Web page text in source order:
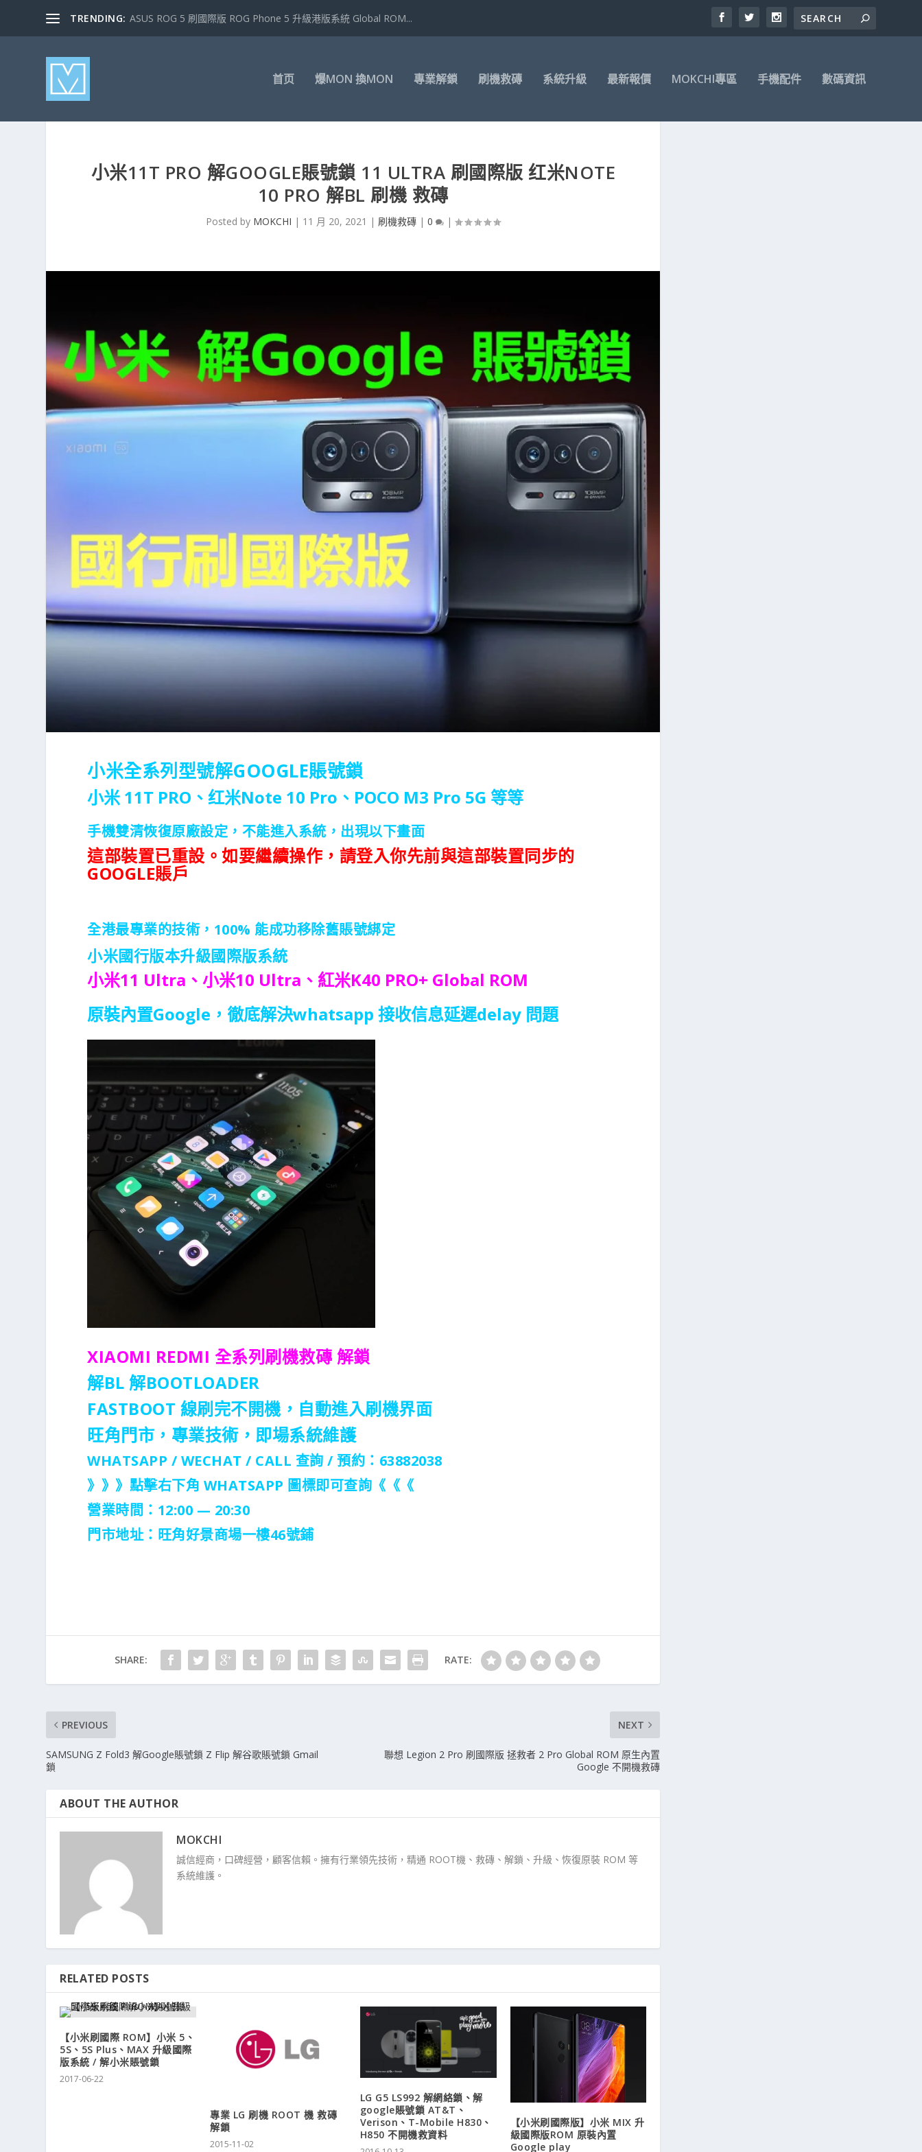
TRENDING: ASUS ROG 5 刷國際版 ROG Phone 5 升級港版系統 Global ROM...
首页 爆MON 換MON 專業解鎖 刷機救磚 系統升級 最新報價 MOKCHI專區 手機配件 數碼資訊
小米11T PRO 解GOOGLE賬號鎖 11 ULTRA 刷國際版 红米NOTE
10 PRO 解BL 刷機 救磚
Posted by MOKCHI | 11 月 20, 2021 | 刷機救磚 |0 |
小米全系列型號解GOOGLE賬號鎖
小米 11T PRO、红米Note 10 Pro、POCO M3 Pro 5G 等等
手機雙清恢復原廠設定，不能進入系統，出現以下畫面
這部裝置已重設。如要繼續操作，請登入你先前與這部裝置同步的
GOOGLE賬戶
全港最專業的技術，100% 能成功移除舊賬號綁定
小米國行版本升級國際版系統
小米11 Ultra、小米10 Ultra、紅米K40 PRO+ Global ROM
原裝內置Google，徹底解決whatsapp 接收信息延遲delay 問題
XIAOMI REDMI 全系列刷機救磚 解鎖
解BL 解BOOTLOADER
FASTBOOT 線刷完不開機，自動進入刷機界面
旺角門市，專業技術，即場系統維護
WHATSAPP / WECHAT / CALL 查詢 / 預約：63882038
》》》點擊右下角 WHATSAPP 圖標即可查詢《《《
營業時間：12:00 — 20:30
門市地址： 旺角好景商場一樓46號鋪
SHARE: RATE:
PREVIOUS
SAMSUNG Z Fold3 解Google賬號鎖 Z Flip 解谷歌賬號鎖 Gmail
鎖
NEXT
聯想 Legion 2 Pro 刷國際版 拯救者 2 Pro Global ROM 原生內置
Google 不開機救磚
ABOUT THE AUTHOR
MOKCHI
誠信經商，口碑經營，顧客信賴。擁有行業領先技術，精通 ROOT機、救磚、解鎖、升級、恢復原裝 ROM 等
系統維護。
RELATED POSTS
【小米刷國際 ROM】小米 5、
5S、5S Plus、MAX 升級國際
版系統 / 解小米賬號鎖
2017-06-22
專業 LG 刷機 ROOT 機 救磚
解鎖
2015-11-02
LG G5 LS992 解網絡鎖、解
google賬號鎖 AT&T、
Verison、T-Mobile H830、
H850 不開機救資料
【小米刷國際版】小米 MIX 升
級國際版ROM 原裝內置
Google play